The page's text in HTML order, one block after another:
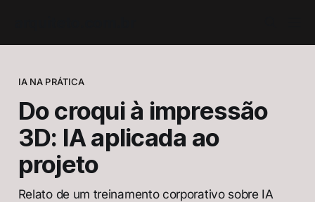
IA NA PRÁTICA
Do croqui à impressão
3D: IA aplicada ao
projeto
Relato de um treinamento corporativo sobre IA